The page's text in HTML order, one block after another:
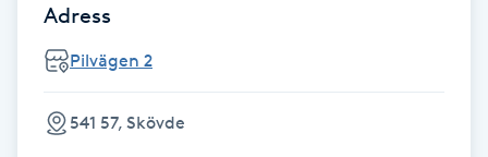
Färgning
Adress
Pilvägen 2
541 57, Skövde